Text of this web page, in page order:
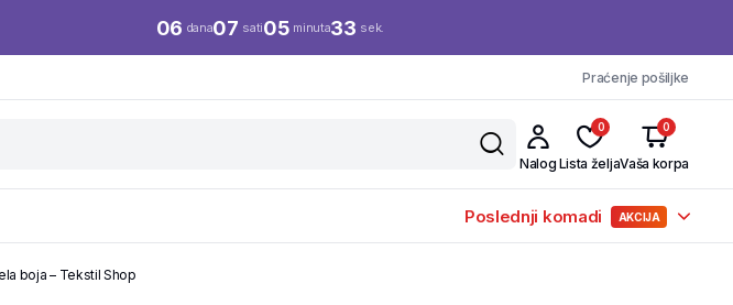
06 dana07 sati05 minuta32 sek.
Praćenje pošiljke
Nalog
0
Lista želja
0
Vaša korpa
Poslednji komadi AKCIJA
boja – Tekstil Shop